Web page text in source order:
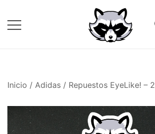
contenido
Inicio / Adidas / Repuestos EyeLike! – 2